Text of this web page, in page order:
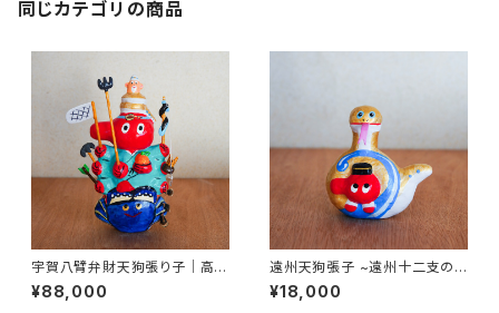
同じカテゴリの商品
宇賀八臂弁財天狗張り子｜高さ
約24cm
¥88,000
遠州天狗張子 ~遠州十二支の
巳「浜名湖の金蛇」~ 高さ約12c
m
¥18,000